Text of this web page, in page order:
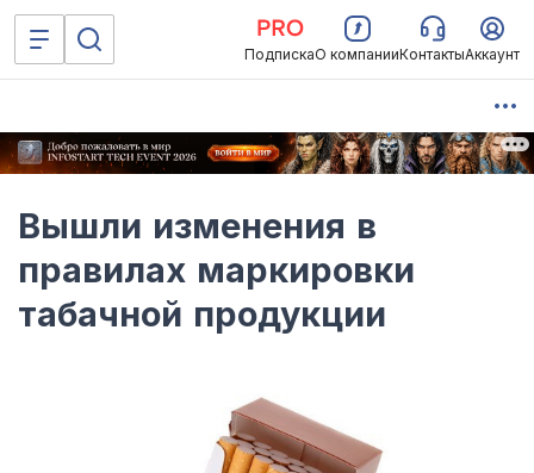
ПодпискаО компанииКонтактыАккаунт
Вышли изменения в
правилах маркировки
табачной продукции